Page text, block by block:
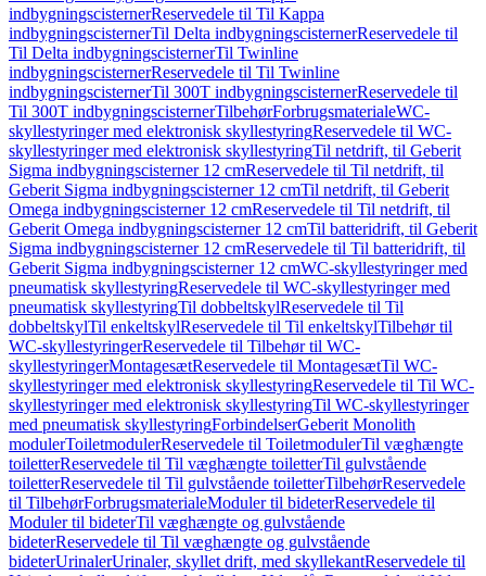
indbygningscisternerReservedele til Til Kappa
indbygningscisternerTil Delta indbygningscisternerReservedele til
Til Delta indbygningscisternerTil Twinline
indbygningscisternerReservedele til Til Twinline
indbygningscisternerTil 300T indbygningscisternerReservedele til
Til 300T indbygningscisternerTilbehørForbrugsmaterialeWC-
skyllestyringer med elektronisk skyllestyringReservedele til WC-
skyllestyringer med elektronisk skyllestyringTil netdrift, til Geberit
Sigma indbygningscisterner 12 cmReservedele til Til netdrift, til
Geberit Sigma indbygningscisterner 12 cmTil netdrift, til Geberit
Omega indbygningscisterner 12 cmReservedele til Til netdrift, til
Geberit Omega indbygningscisterner 12 cmTil batteridrift, til Geberit
Sigma indbygningscisterner 12 cmReservedele til Til batteridrift, til
Geberit Sigma indbygningscisterner 12 cmWC-skyllestyringer med
pneumatisk skyllestyringReservedele til WC-skyllestyringer med
pneumatisk skyllestyringTil dobbeltskylReservedele til Til
dobbeltskylTil enkeltskylReservedele til Til enkeltskylTilbehør til
WC-skyllestyringerReservedele til Tilbehør til WC-
skyllestyringerMontagesætReservedele til MontagesætTil WC-
skyllestyringer med elektronisk skyllestyringReservedele til Til WC-
skyllestyringer med elektronisk skyllestyringTil WC-skyllestyringer
med pneumatisk skyllestyringForbindelserGeberit Monolith
modulerToiletmodulerReservedele til ToiletmodulerTil væghængte
toiletterReservedele til Til væghængte toiletterTil gulvstående
toiletterReservedele til Til gulvstående toiletterTilbehørReservedele
til TilbehørForbrugsmaterialeModuler til bideterReservedele til
Moduler til bideterTil væghængte og gulvstående
bideterReservedele til Til væghængte og gulvstående
bideterUrinalerUrinaler, skyllet drift, med skyllekantReservedele til